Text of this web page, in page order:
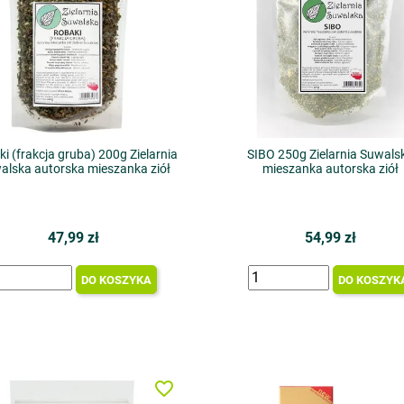
(frakcja gruba) 200g Zielarnia
autorska mieszanka ziół
47,99 zł
DO KOSZYKA
SIBO 250g Zielarnia
mieszanka autorska ziół
54,99 zł
DO
favorite_border